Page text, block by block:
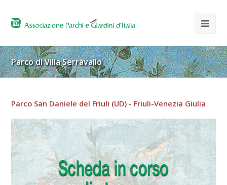
Parco di Villa Serravallo
Parco San Daniele del Friuli (UD) - Friuli-Venezia Giulia